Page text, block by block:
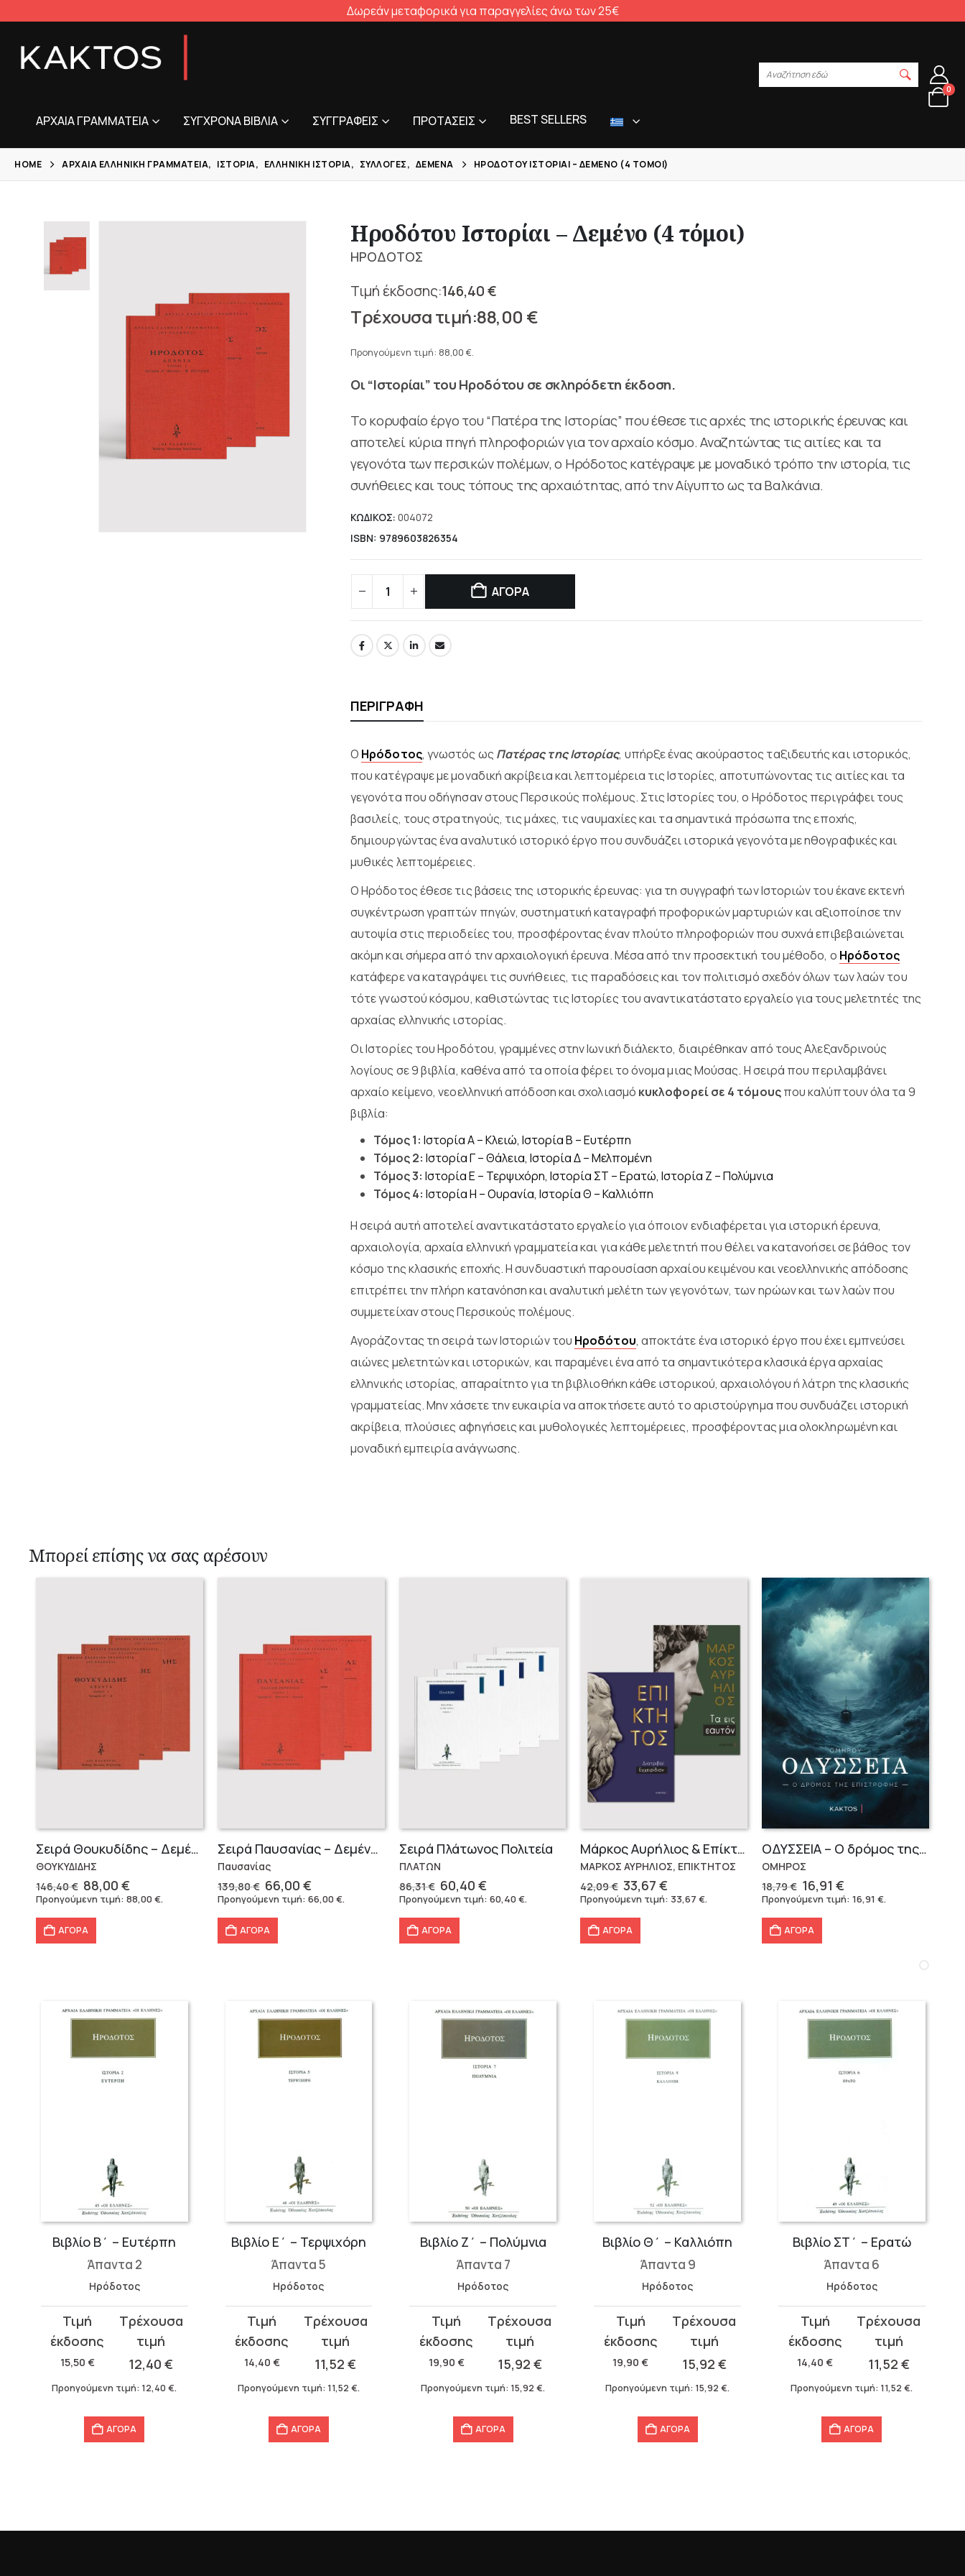
Δωρεάν μεταφορικά για παραγγελίες άνω των 25€
ΑΡΧΑΊΑ ΓΡΑΜΜΑΤΕΊΑ ΣΎΓΧΡΟΝΑ ΒΙΒΛΊΑ ΣΥΓΓΡΑΦΕΊΣ ΠΡΟΤΆΣΕΙΣ BEST SELLERS
Αναζήτηση εδώ
0
HOME ΑΡΧΑΊΑ ΕΛΛΗΝΙΚΉ ΓΡΑΜΜΑΤΕΊΑ, ΙΣΤΟΡΊΑ, ΕΛΛΗΝΙΚΉ ΙΣΤΟΡΊΑ, ΣΥΛΛΟΓΈΣ, ΔΕΜΈΝΑ ΗΡΟΔΌΤΟΥ ΙΣΤΟΡΊΑΙ – ΔΕΜΈΝΟ (4 ΤΌΜΟΙ)
Ηροδότου Ιστορίαι – Δεμένο (4 τόμοι)
ΗΡΟΔΟΤΟΣ
146,40€
Original
price
was:
146,40 €.
88,00 €
τρέχουσα
είναι:
Προηγούμενη τιμή: 88,00 €.
Οι “Ιστορίαι” του Ηροδότου σε σκληρόδετη έκδοση.
Το κορυφαίο έργο του “Πατέρα της Ιστορίας” που έθεσε τις αρχές της ιστορικής έρευνας και
αποτελεί κύρια πηγή πληροφοριών για τον αρχαίο κόσμο. Αναζητώντας τις αιτίες και τα
γεγονότα των περσικών πολέμων, ο Ηρόδοτος κατέγραψε με μοναδικό τρόπο την ιστορία, τις
συνήθειες και τους τόπους της αρχαιότητας, από την Αίγυπτο ως τα Βαλκάνια.
ΚΩΔΙΚΟΣ: 004072
ISBN: 9789603826354
ΑΓΟΡΑ
ΠΕΡΙΓΡΑΦΉ
Ο Ηρόδοτος, γνωστός ως Πατέρας της Ιστορίας, υπήρξε ένας ακούραστος ταξιδευτής και ιστορικός,
που κατέγραψε με μοναδική ακρίβεια και λεπτομέρεια τις Ιστορίες, αποτυπώνοντας τις αιτίες και τα
γεγονότα που οδήγησαν στους Περσικούς πολέμους. Στις Ιστορίες του, ο Ηρόδοτος περιγράφει τους
βασιλείς, τους στρατηγούς, τις μάχες, τις ναυμαχίες και τα σημαντικά πρόσωπα της εποχής,
δημιουργώντας ένα αναλυτικό ιστορικό έργο που συνδυάζει ιστορικά γεγονότα με ηθογραφικές και
μυθικές λεπτομέρειες.
Ο Ηρόδοτος έθεσε τις βάσεις της ιστορικής έρευνας: για τη συγγραφή των Ιστοριών του έκανε εκτενή
συγκέντρωση γραπτών πηγών, συστηματική καταγραφή προφορικών μαρτυριών και αξιοποίησε την
αυτοψία στις περιοδείες του, προσφέροντας έναν πλούτο πληροφοριών που συχνά επιβεβαιώνεται
ακόμη και σήμερα από την αρχαιολογική έρευνα. Μέσα από την προσεκτική του μέθοδο, ο Ηρόδοτος
κατάφερε να καταγράψει τις συνήθειες, τις παραδόσεις και τον πολιτισμό σχεδόν όλων των λαών του
τότε γνωστού κόσμου, καθιστώντας τις Ιστορίες του αναντικατάστατο εργαλείο για τους μελετητές της
αρχαίας ελληνικής ιστορίας.
Οι Ιστορίες του Ηροδότου, γραμμένες στην Ιωνική διάλεκτο, διαιρέθηκαν από τους Αλεξανδρινούς
λογίους σε 9 βιβλία, καθένα από τα οποία φέρει το όνομα μιας Μούσας. Η σειρά που περιλαμβάνει
αρχαίο κείμενο, νεοελληνική απόδοση και σχολιασμό κυκλοφορεί σε 4 τόμουςπου καλύπτουν όλα τα 9
βιβλία:
Τόμος 1: Ιστορία Α – Κλειώ, Ιστορία Β – Ευτέρπη
Τόμος 2: Ιστορία Γ – Θάλεια, Ιστορία Δ – Μελπομένη
Τόμος 3: Ιστορία Ε – Τερψιχόρη, Ιστορία ΣΤ – Ερατώ, Ιστορία Ζ – Πολύμνια
Τόμος 4: Ιστορία Η – Ουρανία, Ιστορία Θ – Καλλιόπη
Η σειρά αυτή αποτελεί αναντικατάστατο εργαλείο για όποιον ενδιαφέρεται για ιστορική έρευνα,
αρχαιολογία, αρχαία ελληνική γραμματεία και για κάθε μελετητή που θέλει να κατανοήσει σε βάθος τον
κόσμο της κλασικής εποχής. Η συνδυαστική παρουσίαση αρχαίου κειμένου και νεοελληνικής απόδοσης
επιτρέπει την πλήρη κατανόηση και αναλυτική μελέτη των γεγονότων, των ηρώων και των λαών που
συμμετείχαν στους Περσικούς πολέμους.
Αγοράζοντας τη σειρά των Ιστοριών του Ηροδότου, αποκτάτε ένα ιστορικό έργο που έχει εμπνεύσει
αιώνες μελετητών και ιστορικών, και παραμένει ένα από τα σημαντικότερα κλασικά έργα αρχαίας
ελληνικής ιστορίας, απαραίτητο για τη βιβλιοθήκη κάθε ιστορικού, αρχαιολόγου ή λάτρη της κλασικής
γραμματείας. Μην χάσετε την ευκαιρία να αποκτήσετε αυτό το αριστούργημα που συνδυάζει ιστορική
ακρίβεια, πλούσιες αφηγήσεις και μυθολογικές λεπτομέρειες, προσφέροντας μια ολοκληρωμένη και
μοναδική εμπειρία ανάγνωσης.
Μπορεί επίσης να σας αρέσουν
Σειρά Θουκυδίδης – Δεμένο (4 τόμοι)
ΘΟΥΚΥΔΙΔΗΣ
146,40€ Original
price
was:
146,40 €.
88,00€
τρέχουσα
Προηγούμενη τιμή: 88,00€.
ΑΓΟΡΑ
Σειρά Παυσανίας – Δεμένο (3 τόμοι)
Παυσανίας
139,80€ Original
price
was:
139,80 €.
66,00 €Η
τρέχουσα
Προηγούμενη τιμή: 66,00€.
ΑΓΟΡΑ
Σειρά Πλάτωνος Πολιτεία
ΠΛΑΤΩΝ
86,31€ Original
price
was:
86,31 €.
60,40 €Η
τρέχουσα
Προηγούμενη τιμή: 60,40€.
ΑΓΟΡΑ
Μάρκος Αυρήλιος & Επίκτητος (Επίτομα)
ΜΑΡΚΟΣ ΑΥΡΗΛΙΟΣ, ΕΠΙΚΤΗΤΟΣ
42,09€ Original
price
42,09 €.
33,67€
τρέχουσα
Προηγούμενη τιμή: 33,67€.
ΑΓΟΡΑ
OΔΥΣΣΕΙΑ – Ο δρόμος της επιστροφής
ΟΜΗΡΟΣ
18,79€ Original
price
was:
18,79 €.
16,91€
τρέχουσα
Προηγούμενη τιμή:16,91€.
ΑΓΟΡΑ
Βιβλίο Ε΄ – Τερψιχόρη
Άπαντα 5
Ηρόδοτος
14,40€
Original
price
was:
14,40 €.
11,52 €
τρέχουσα
τιμή
είναι:
Προηγούμενη τιμή:11,52 €.
ΑΓΟΡΑ
Βιβλίο Ζ΄ – Πολύμνια
Άπαντα 7
Ηρόδοτος
19,90 €
Original
price
was:
19,90 €.
15,92€
τρέχουσα
τιμή
είναι:
Προηγούμενη τιμή: 15,92€.
ΑΓΟΡΑ
Βιβλίο Θ΄ – Καλλιόπη
Άπαντα 9
Ηρόδοτος
19,90 €
Original
price
was:
19,90 €.
15,92 €
τρέχουσα
τιμή
είναι:
Προηγούμενη τιμή: 15,92€.
ΑΓΟΡΑ
Βιβλίο ΣΤ΄ – Ερατώ
Άπαντα 6
Ηρόδοτος
14,40€
Original
price
was:
14,40 €.
11,52 €
τρέχουσα
τιμή
είναι:
Προηγούμενη τιμή:11,52 €.
ΑΓΟΡΑ
Ελληνικά 1 (Α΄-Β΄)
Άπαντα 3
Ξενοφών
14,40 €
Original
price
was:
14,40 €.
11,52 €
τρέχουσα
τιμή
είναι:
Προηγούμενη τιμή: 11,52€.
ΑΓΟΡΑ